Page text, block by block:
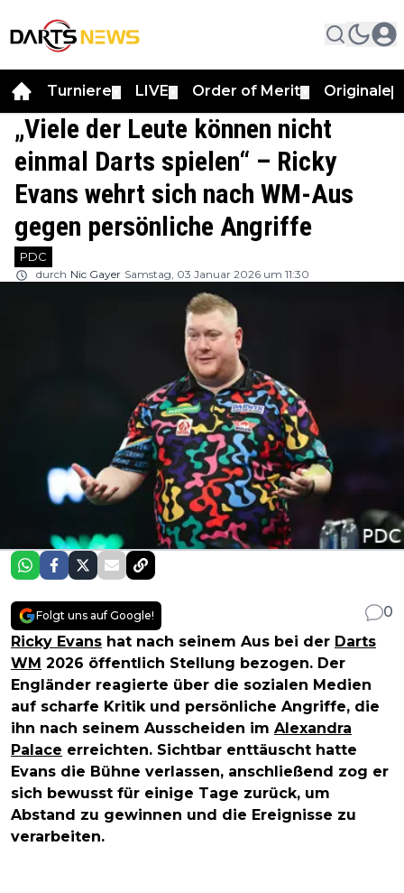
Turniere LIVE Order of Merit Originale
„Viele der Leute können nicht
einmal Darts spielen“ – Ricky
Evans wehrt sich nach WM-Aus
gegen persönliche Angriffe
PDC
durch Nic Gayer Samstag, 03 Januar 2026 um 11:30
Folgt uns auf Google!
0
Ricky Evans hat nach seinem Aus bei der Darts
WM 2026 öffentlich Stellung bezogen. Der
Engländer reagierte über die sozialen Medien
auf scharfe Kritik und persönliche Angriffe, die
ihn nach seinem Ausscheiden im Alexandra
Palace erreichten. Sichtbar enttäuscht hatte
Evans die Bühne verlassen, anschließend zog er
sich bewusst für einige Tage zurück, um
Abstand zu gewinnen und die Ereignisse zu
verarbeiten.